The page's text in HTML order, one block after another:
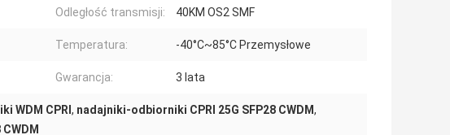
Odległość transmisji: 40KM OS2 SMF
Temperatura: -40°C~85°C Przemysłowe
Gwarancja: 3 lata
WDM CPRI , nadajniki-odbiorniki CPRI 25G SFP28 CWDM,